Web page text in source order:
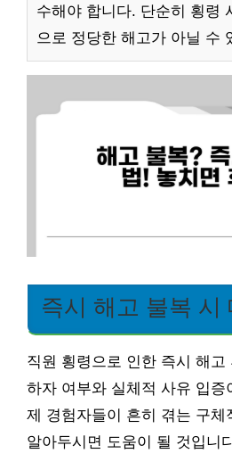
수해야 합니다. 단순히 횡령
으로 정당한 해고가 아닐 수
즉시 해고 불복 시
직원 횡령으로 인한 즉시 해고
하자 여부와 실체적 사유 입증
제 경험자들이 흔히 겪는 구체
알아두시면 도움이 될 것입니